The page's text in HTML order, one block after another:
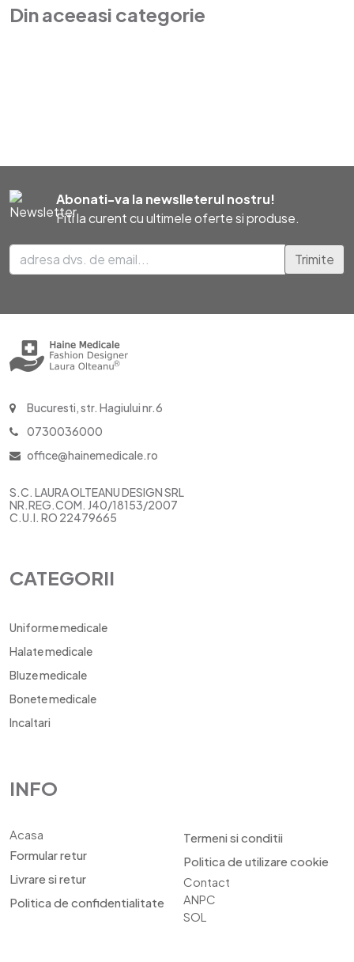
Din aceeasi categorie
Abonati-va la newslleterul nostru!
Fiti la curent cu ultimele oferte si produse.
Trimite
Bucuresti, str. Hagiului nr.6
0730036000
office@hainemedicale.ro
S.C. LAURA OLTEANU DESIGN SRL
NR.REG.COM. J40/18153/2007
C.U.I. RO 22479665
CATEGORII
Uniforme medicale
Halate medicale
Bluze medicale
Bonete medicale
Incaltari
INFO
Acasa
Formular retur
Livrare si retur
Politica de confidentialitate
Termeni si conditii
Politica de utilizare cookie
Contact
ANPC
SOL